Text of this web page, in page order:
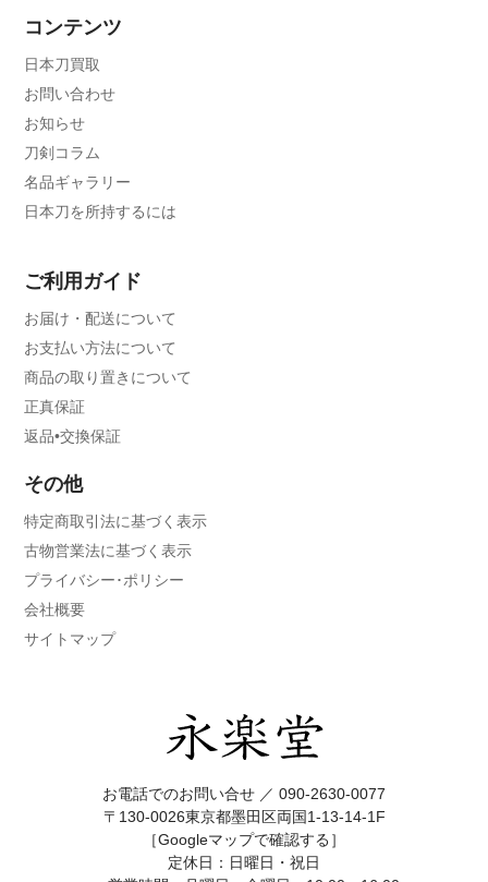
コンテンツ
日本刀買取
お問い合わせ
お知らせ
刀剣コラム
名品ギャラリー
日本刀を所持するには
ご利用ガイド
お届け・配送について
お支払い方法について
商品の取り置きについて
正真保証
返品•交換保証
その他
特定商取引法に基づく表示
古物営業法に基づく表示
プライバシー･ポリシー
会社概要
サイトマップ
お電話でのお問い合せ ／ 090-2630-0077
〒130-0026東京都墨田区両国1-13-14-1F
［Googleマップで確認する］
定休日：日曜日・祝日